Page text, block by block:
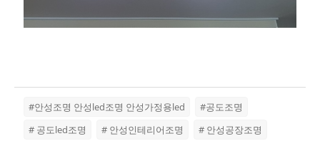
#안성조명 안성led조명 안성가정용led
#공도조명
# 공도led조명
# 안성인테리어조명
# 안성공장조명